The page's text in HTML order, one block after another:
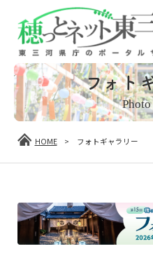
フォト
HOME > フォトギャラリー